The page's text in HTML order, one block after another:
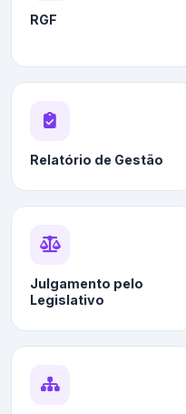
RGF
Relatório de Gestão
Julgamento pelo
Legislativo